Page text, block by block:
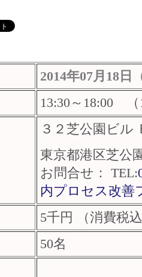
2014年07月18
13:30～18:00
３２芝公園ビル
東京都港区芝公
お問合せ： TEL:
内プロセス改善
5千円 （消費税
50名